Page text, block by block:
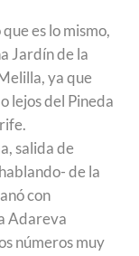
es lo mismo,
Jardín de la
ya que
lejos del Pineda
salida de
de la
con
Adareva
números muy